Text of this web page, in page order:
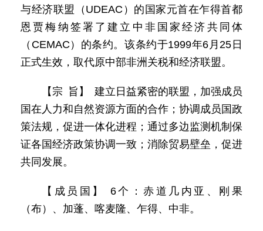
与经济联盟（UDEAC）的国家元首在乍得首都
恩贾梅纳签署了建立中非国家经济共同体
（CEMAC）的条约。该条约于1999年6月25日
正式生效，取代原中部非洲关税和经济联盟。
【宗 旨】 建立日益紧密的联盟，加强成员
国在人力和自然资源方面的合作；协调成员国政
策法规，促进一体化进程；通过多边监测机制保
证各国经济政策协调一致；消除贸易壁垒，促进
共同发展。
【成员国】 6个：赤道几内亚、刚果
（布）、加蓬、喀麦隆、乍得、中非。